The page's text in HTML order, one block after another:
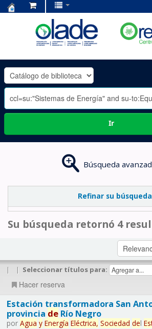
OLADE
-
Ir
Búsqueda
Refinar su búsqueda
Su búsqueda retornó 4
| | Seleccionar títulos para:
Hacer reserva
Estación transformadora San
provincia deRío Negro
por Agua y Energía Eléctrica, Sociedad del